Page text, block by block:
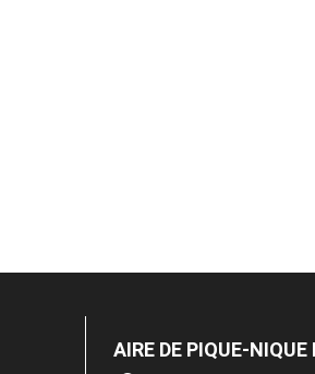
AIRE DE PIQUE-